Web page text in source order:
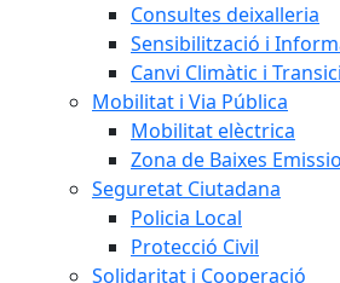
Consultes deixalleria
Sensibilització i
Canvi Climàtic i
Mobilitat i Via Pública
Mobilitat elèctrica
Zona de Baixes
Seguretat Ciutadana
Policia Local
Protecció Civil
Solidaritat i Cooperació